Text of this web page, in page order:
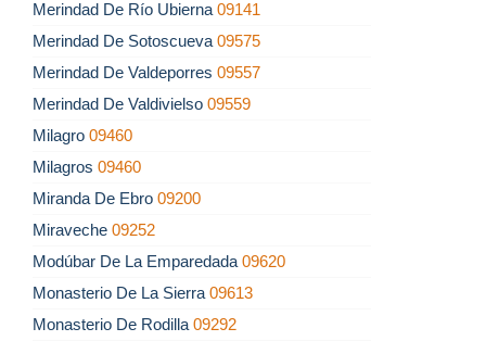
Merindad De Río Ubierna 09141
Merindad De Sotoscueva 09575
Merindad De Valdeporres 09557
Merindad De Valdivielso 09559
Milagro 09460
Milagros 09460
Miranda De Ebro 09200
Miraveche 09252
Modúbar De La Emparedada 09620
Monasterio De La Sierra 09613
Monasterio De Rodilla 09292